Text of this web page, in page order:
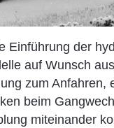
Einführung der
auf Wunsch
zum
beim
miteinander